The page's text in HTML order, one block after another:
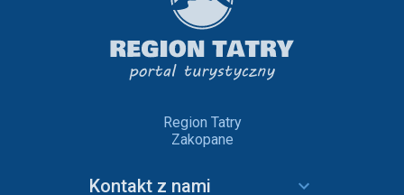
Region Tatry
Zakopane
Kontakt z nami